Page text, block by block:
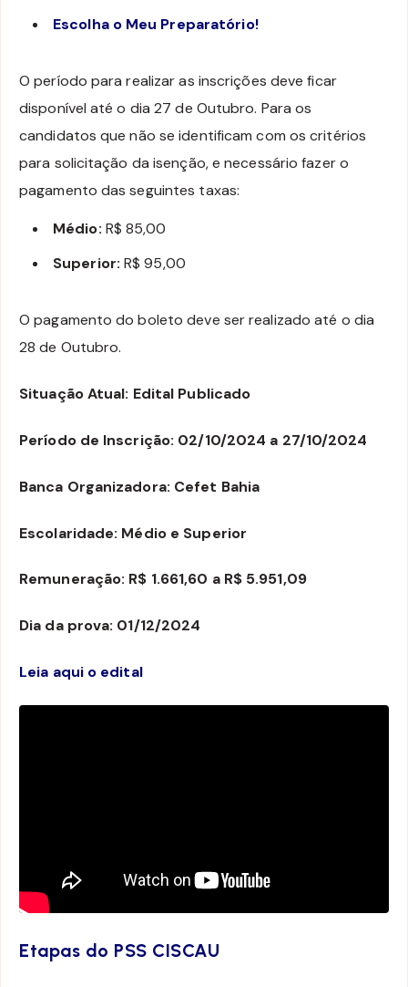
Escolha o Meu Preparatório!
O período para realizar as inscrições deve ficar
disponível até o dia 27 de Outubro. Para os
candidatos que não se identificam com os critérios
para solicitação da isenção, e necessário fazer o
pagamento das seguintes taxas:
Médio: R$ 85,00
Superior: R$ 95,00
O pagamento do boleto deve ser realizado até o dia
28 de Outubro.
Situação Atual: Edital Publicado
Período de Inscrição: 02/10/2024 a 27/10/2024
Banca Organizadora: Cefet Bahia
Escolaridade: Médio e Superior
Remuneração: R$ 1.661,60 a R$ 5.951,09
Dia da prova: 01/12/2024
Leia aqui o edital
Etapas do PSS CISCAU